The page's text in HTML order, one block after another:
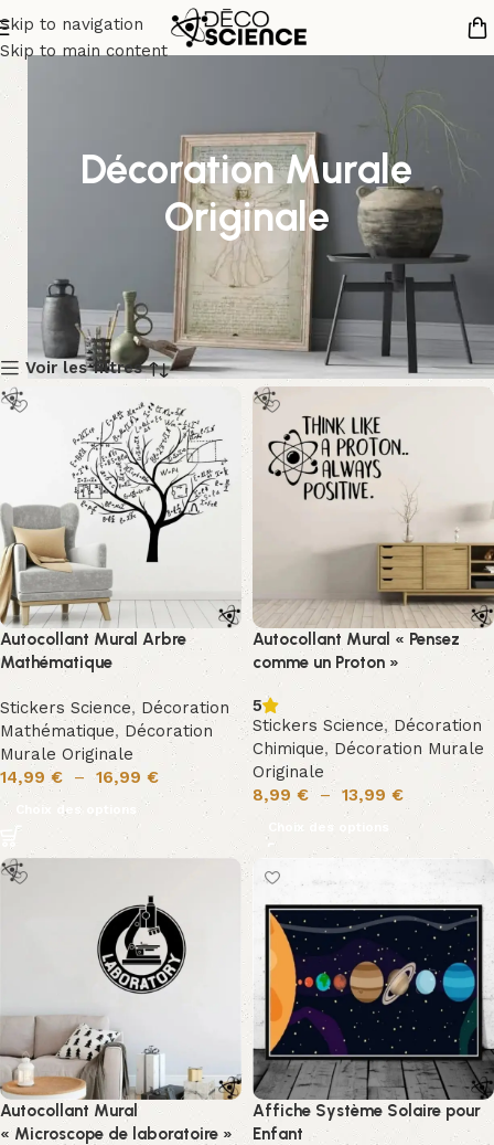
Skip to navigation
Skip to main content
Décoration Murale
Originale
Voir les filtres
Autocollant Mural Arbre
Mathématique
Stickers Science, Décoration
Mathématique, Décoration
Murale Originale
14,99€ – 16,99 €
Choix des options
Autocollant Mural « Pensez
comme un Proton »
5
Stickers Science, Décoration
Chimique, Décoration Murale
Originale
8,99 € – 13,99 €
Choix des options
Autocollant Mural
« Microscope de laboratoire »
Affiche Système Solaire pour
Enfant